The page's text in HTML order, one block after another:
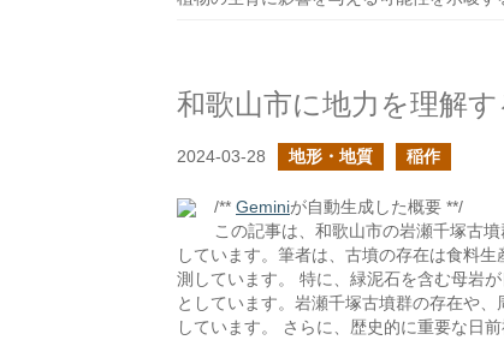
和歌山市に地力を理解
2024-03-28 地形・地質 稲作
/** Geminiが自動生成した概要 **/
この記事は、和歌山市の岩瀬千塚古
しています。筆者は、古墳の存在は食料
測しています。 特に、緑泥石を含む母岩
としています。岩瀬千塚古墳群の存在や
しています。 さらに、歴史的に重要な日